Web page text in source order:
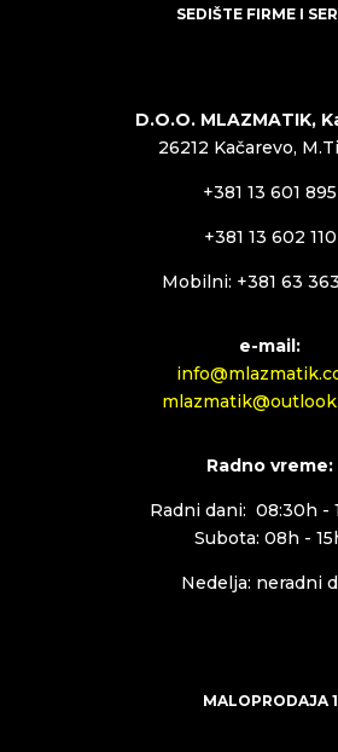
SEDIŠTE FIRME I
D.O.O. MLAZMATIK,
26212 Kačarevo,
+381 13 601 895
+381 13 602 110
Mobilni: +381 63
e-mail:
Radno vreme:
Radni dani: 08:30h -
Subota: 08h -
Nedelja: neradni
MALOPRODAJA 1